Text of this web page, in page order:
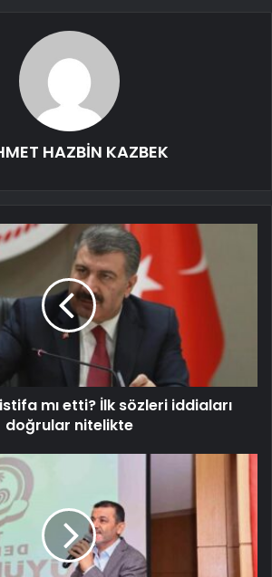
HAZBİN KAZBEK
mı etti? İlk sözleri iddiaları
doğrular nitelikte